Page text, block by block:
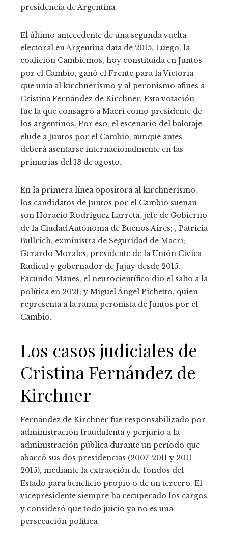
presidencia de Argentina.
El último antecedente de una segunda vuelta
electoral en Argentina data de 2015. Luego, la
coalición Cambiemos, hoy constituida en Juntos
por el Cambio, ganó el Frente para la Victoria
que unía al kirchnerismo y al peronismo afines a
Cristina Fernández de Kirchner. Esta votación
fue la que consagró a Macri como presidente de
los argentinos. Por eso, el escenario del balotaje
elude a Juntos por el Cambio, aunque antes
deberá asentarse internacionalmente en las
primarias del 13 de agosto.
En la primera línea opositora al kirchnerismo,
los candidatos de Juntos por el Cambio suenan
son Horacio Rodríguez Larreta, jefe de Gobierno
de la Ciudad Autónoma de Buenos Aires; , Patricia
Bullrich, exministra de Seguridad de Macri;
Gerardo Morales, presidente de la Unión Cívica
Radical y gobernador de Jujuy desde 2015,
Facundo Manes, el neurocientífico dio el salto a la
política en 2021; y Miguel Ángel Pichetto, quien
representa a la rama peronista de Juntos por el
Cambio.
Los casos judiciales de
Cristina Fernández de
Kirchner
Fernández de Kirchner fue responsabilizado por
administración fraudulenta y perjurio a la
administración pública durante un período que
abarcó sus dos presidencias (2007-2011 y 2011-
2015), mediante la extracción de fondos del
Estado para beneficio propio o de un tercero. El
vicepresidente siempre ha recuperado los cargos
y consideró que todo juicio ya no es una
persecución política.